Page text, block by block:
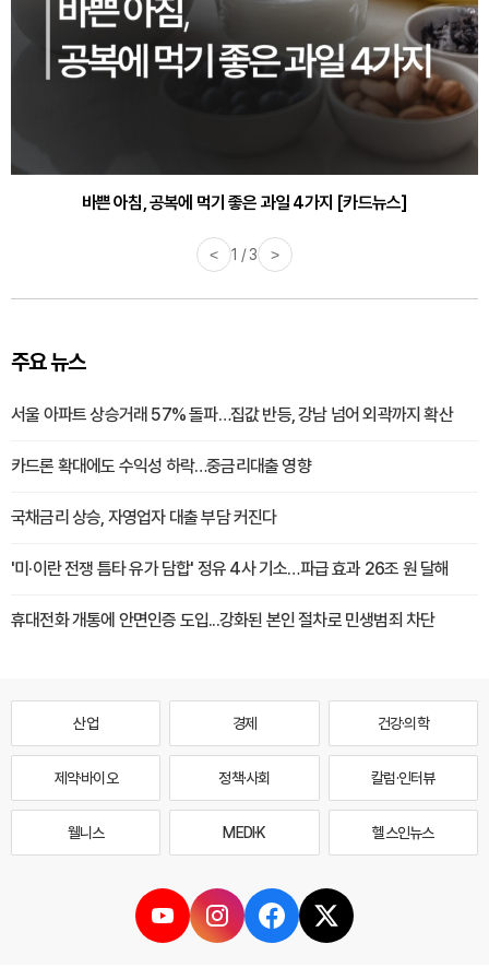
바쁜 아침, 공복에 먹기 좋은 과일 4가지 [카드뉴스]
< 1 / 3 >
주요 뉴스
서울 아파트 상승거래 57% 돌파…집값 반등, 강남 넘어 외곽까지 확산
카드론 확대에도 수익성 하락…중금리대출 영향
국채금리 상승, 자영업자 대출 부담 커진다
'미·이란 전쟁 틈타 유가 담합' 정유 4사 기소…파급 효과 26조 원 달해
휴대전화 개통에 안면인증 도입...강화된 본인 절차로 민생범죄 차단
산업 경제 건강·의학
제약·바이오 정책·사회 칼럼·인터뷰
웰니스 MEDI·K 헬스인뉴스